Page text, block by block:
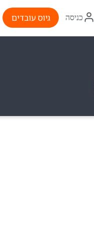
איקון
התחברות
כניסה גיוס עובדים